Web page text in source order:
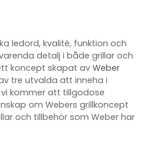
ledord, kvalité, funktion och
detalj i både grillar och
koncept skapat av Weber
tre utvalda att inneha i
kommer att tillgodose
om Webers grillkoncept
och tillbehör som Weber har